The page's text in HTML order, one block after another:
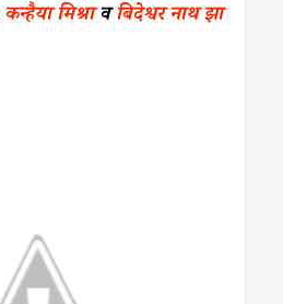
कन्हैया मिश्रावबिदेश्वर नाथ झा